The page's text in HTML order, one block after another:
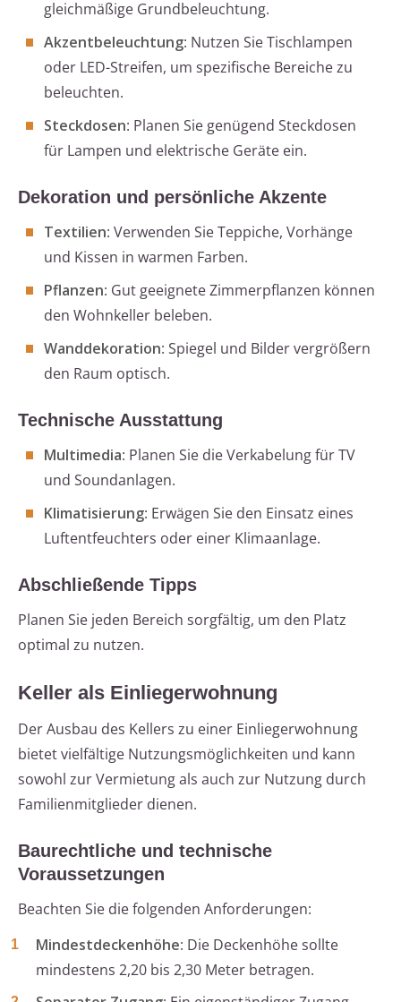
gleichmäßige Grundbeleuchtung.
Akzentbeleuchtung: Nutzen Sie Tischlampen
oder LED-Streifen, um spezifische Bereiche zu
beleuchten.
Steckdosen: Planen Sie genügend Steckdosen
für Lampen und elektrische Geräte ein.
Dekoration und persönliche Akzente
Textilien: Verwenden Sie Teppiche, Vorhänge
und Kissen in warmen Farben.
Pflanzen: Gut geeignete Zimmerpflanzen können
den Wohnkeller beleben.
Wanddekoration: Spiegel und Bilder vergrößern
den Raum optisch.
Technische Ausstattung
Multimedia: Planen Sie die Verkabelung für TV
und Soundanlagen.
Klimatisierung: Erwägen Sie den Einsatz eines
Luftentfeuchters oder einer Klimaanlage.
Abschließende Tipps
Planen Sie jeden Bereich sorgfältig, um den Platz
optimal zu nutzen.
Keller als Einliegerwohnung
Der Ausbau des Kellers zu einer Einliegerwohnung
bietet vielfältige Nutzungsmöglichkeiten und kann
sowohl zur Vermietung als auch zur Nutzung durch
Familienmitglieder dienen.
Baurechtliche und technische
Voraussetzungen
Beachten Sie die folgenden Anforderungen:
Mindestdeckenhöhe: Die Deckenhöhe sollte
mindestens 2,20 bis 2,30 Meter betragen.